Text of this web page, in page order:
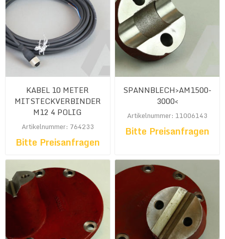
KABEL 10 METER
MITSTECKVERBINDER
M12 4 POLIG
Artikelnummer: 764233
Bitte Preisanfragen
SPANNBLECH>AM1500-
3000<
Artikelnummer: 11006143
Bitte Preisanfragen